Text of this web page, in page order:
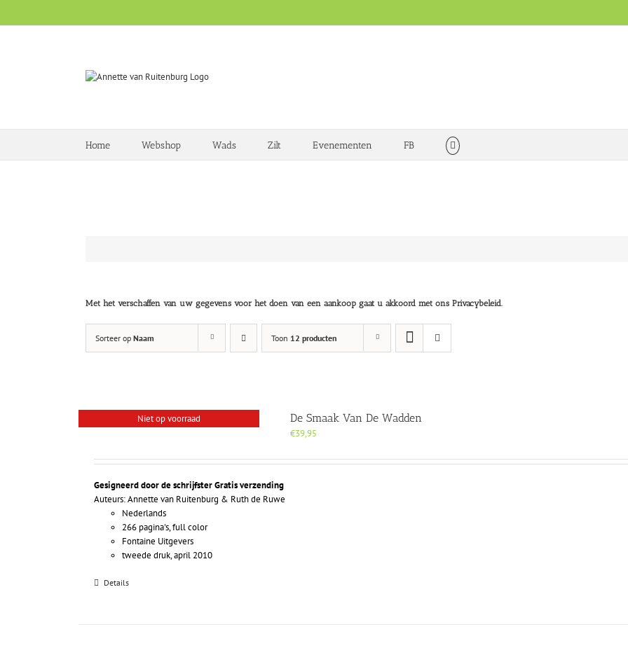
Home Webshop Wads Zilt Evenementen FB
Met het verschaffen van uw gegevens voor het doen van een aankoop gaat u akkoord met ons Privacybeleid.
Sorteer op Naam Toon 12 producten
Niet op voorraad De Smaak Van De Wadden
€39,95
Gesigneerd door de schrijfsterGratis verzending
Auteurs: Annette van Ruitenburg & Ruth de Ruwe
Nederlands
266 pagina's, full color
Fontaine Uitgevers
tweede druk, april 2010
Details